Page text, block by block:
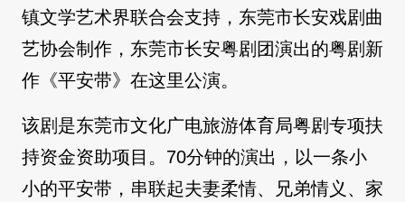
镇文学艺术界联合会支持，东莞市长安戏剧曲
艺协会制作，东莞市长安粤剧团演出的粤剧新
作《平安带》在这里公演。
该剧是东莞市文化广电旅游体育局粤剧专项扶
持资金资助项目。70分钟的演出，以一条小
小的平安带，串联起夫妻柔情、兄弟情义、家